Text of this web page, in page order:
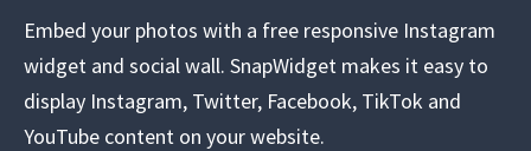
Embed your photos with a free responsive Instagram
widget and social wall. SnapWidget makes it easy to
display Instagram, Twitter, Facebook, TikTok and
YouTube content on your website.